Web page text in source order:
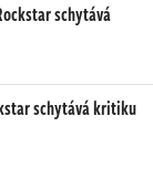
schytává
schytává kritiku